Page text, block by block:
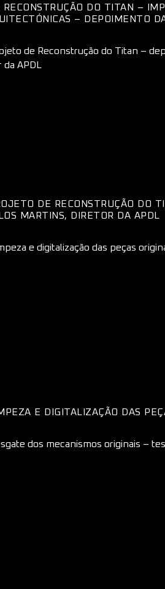
RECONSTRUÇÃO DO TITAN –
– DEPOIMENTO
DE RECONSTRUÇÃO DO
MARTINS, DIRETOR DA APDL
E DIGITALIZAÇÃO DAS